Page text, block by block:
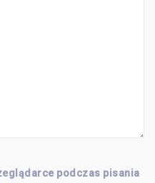
podczas pisania